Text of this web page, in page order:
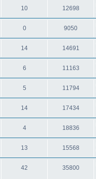
10 12698
0 9050
14 14691
6 11163
5 11794
14 17434
4 18836
13 15568
42 35800